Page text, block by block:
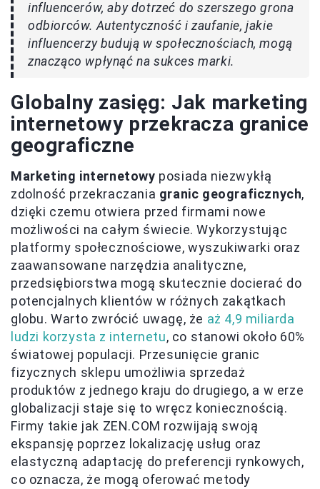
influencerów, aby dotrzeć do szerszego grona
odbiorców. Autentyczność i zaufanie, jakie
influencerzy budują w społecznościach, mogą
znacząco wpłynąć na sukces marki.
Globalny zasięg: Jak marketing
internetowy przekracza granice
geograficzne
Marketing internetowy posiada niezwykłą
zdolność przekraczania granic geograficznych,
dzięki czemu otwiera przed firmami nowe
możliwości na całym świecie. Wykorzystując
platformy społecznościowe, wyszukiwarki oraz
zaawansowane narzędzia analityczne,
przedsiębiorstwa mogą skutecznie docierać do
potencjalnych klientów w różnych zakątkach
globu. Warto zwrócić uwagę, że aż 4,9 miliarda
ludzi korzysta z internetu, co stanowi około 60%
światowej populacji. Przesunięcie granic
fizycznych sklepu umożliwia sprzedaż
produktów z jednego kraju do drugiego, a w erze
globalizacji staje się to wręcz koniecznością.
Firmy takie jak ZEN.COM rozwijają swoją
ekspansję poprzez lokalizację usług oraz
elastyczną adaptację do preferencji rynkowych,
co oznacza, że mogą oferować metody